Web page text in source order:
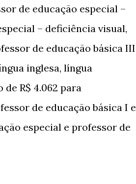
de educação especial –
– deficiência visual,
de educação básica III
inglesa, língua
R$ 4.062 para
de educação básica I e
especial e professor de